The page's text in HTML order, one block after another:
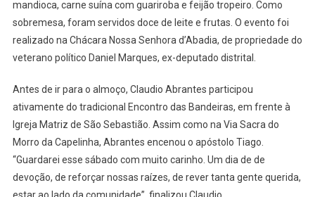
mandioca, carne suína com guariroba e feijão tropeiro. Como
sobremesa, foram servidos doce de leite e frutas. O evento foi
realizado na Chácara Nossa Senhora d’Abadia, de propriedade do
veterano político Daniel Marques, ex-deputado distrital.
Antes de ir para o almoço, Claudio Abrantes participou
ativamente do tradicional Encontro das Bandeiras, em frente à
Igreja Matriz de São Sebastião. Assim como na Via Sacra do
Morro da Capelinha, Abrantes encenou o apóstolo Tiago.
“Guardarei esse sábado com muito carinho. Um dia de de
devoção, de reforçar nossas raízes, de rever tanta gente querida,